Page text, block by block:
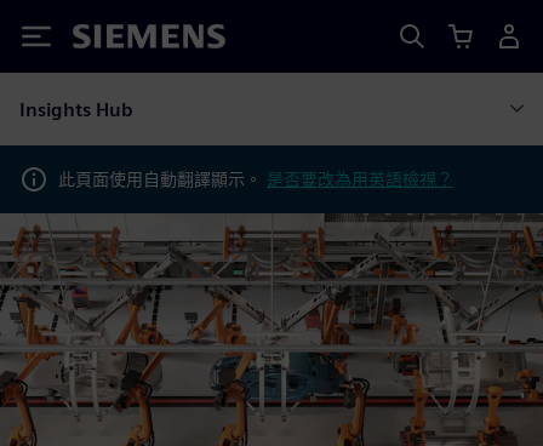
Siemens
Insights Hub
此頁面使用自動翻譯顯示。 是否要改為用英語檢視？